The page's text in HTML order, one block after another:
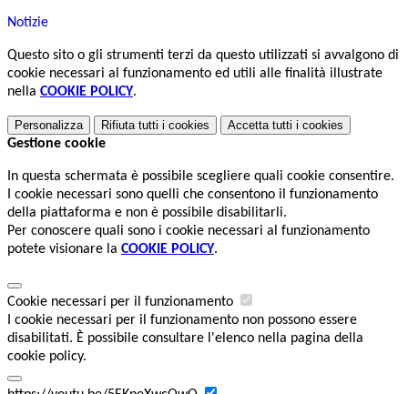
Notizie
Questo sito o gli strumenti terzi da questo utilizzati si avvalgono di
cookie necessari al funzionamento ed utili alle finalità illustrate
nella COOKIE POLICY.
Personalizza Rifiuta tutti i cookies Accetta tutti i cookies
Gestione cookie
In questa schermata è possibile scegliere quali cookie consentire.
I cookie necessari sono quelli che consentono il funzionamento
della piattaforma e non è possibile disabilitarli.
Per conoscere quali sono i cookie necessari al funzionamento
potete visionare la COOKIE POLICY.
Cookie necessari per il funzionamento
I cookie necessari per il funzionamento non possono essere
disabilitati. È possibile consultare l'elenco nella pagina della
cookie policy.